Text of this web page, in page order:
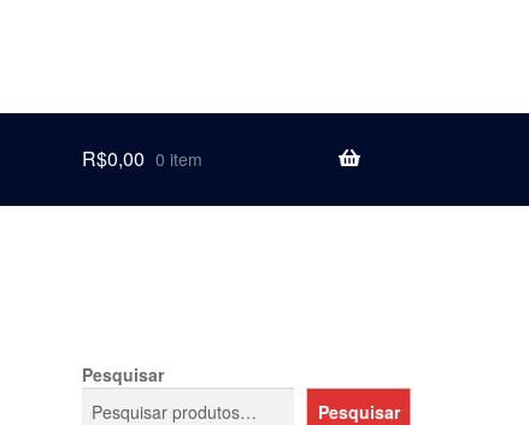
R$0,00 0 item
Pesquisar
Pesquisar